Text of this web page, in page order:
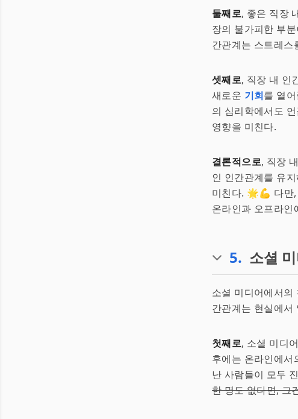
둘째로, 좋은 직장
장의 불가피한 부
간관계는 스트레스
셋째로, 직장 내 인
새로운 기회를 열
의 심리학에서도
영향을 미친다.
결론적으로, 직장
인 인간관계를 유
미친다. 🌟💪 다만,
온라인과 오프라인
5. 소셜
소셜 미디어에서의
간관계는 현실에
첫째로, 소셜 미디
후에는 온라인에
난 사람들이 모두
한 명도 없다면, 그